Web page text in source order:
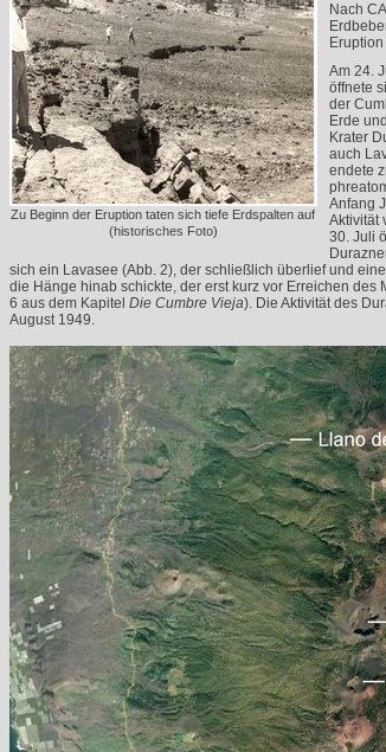
Zu Beginn der Eruption taten sich tiefe Erdspalten auf
(historisches Foto)
Nach
Am 24.
öffnete
der
Erde
Krater
auch
endete
Anfang
Aktivität
30. Juli
sich ein Lavasee (Abb. 2), der schließlich überlief und
die Hänge hinab schickte, der erst kurz vor Erreichen des
6 aus dem Kapitel Die Cumbre Vieja). Die Aktivität des
August 1949.